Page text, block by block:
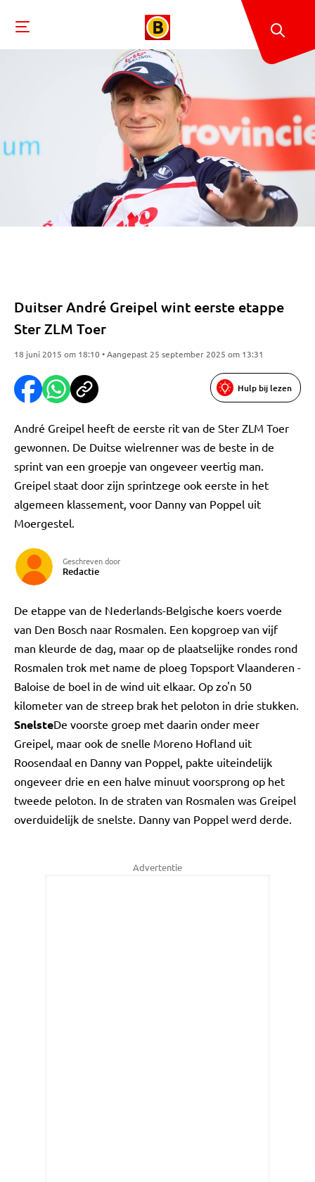
Duitser André Greipel wint eerste etappe
Ster ZLM Toer
18 juni 2015 om 18:10 • Aangepast 25 september 2025 om 13:31
Hulp bij lezen
André Greipel heeft de eerste rit van de Ster ZLM Toer
gewonnen. De Duitse wielrenner was de beste in de
sprint van een groepje van ongeveer veertig man.
Greipel staat door zijn sprintzege ook eerste in het
algemeen klassement, voor Danny van Poppel uit
Moergestel.
Geschreven door
Redactie
De etappe van de Nederlands-Belgische koers voerde
van Den Bosch naar Rosmalen. Een kopgroep van vijf
man kleurde de dag, maar op de plaatselijke rondes rond
Rosmalen trok met name de ploeg Topsport Vlaanderen -
Baloise de boel in de wind uit elkaar. Op zo'n 50
kilometer van de streep brak het peloton in drie stukken.
SnelsteDe voorste groep met daarin onder meer
Greipel, maar ook de snelle Moreno Hofland uit
Roosendaal en Danny van Poppel, pakte uiteindelijk
ongeveer drie en een halve minuut voorsprong op het
tweede peloton. In de straten van Rosmalen was Greipel
overduidelijk de snelste. Danny van Poppel werd derde.
Advertentie